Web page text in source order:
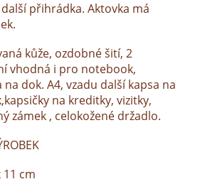
přihrádka. Aktovka má
kůže, ozdobné šití, 2
vhodná i pro notebook,
dok. A4, vzadu další kapsa na
na kreditky, vizitky,
zámek , celokožené držadlo.
11 cm